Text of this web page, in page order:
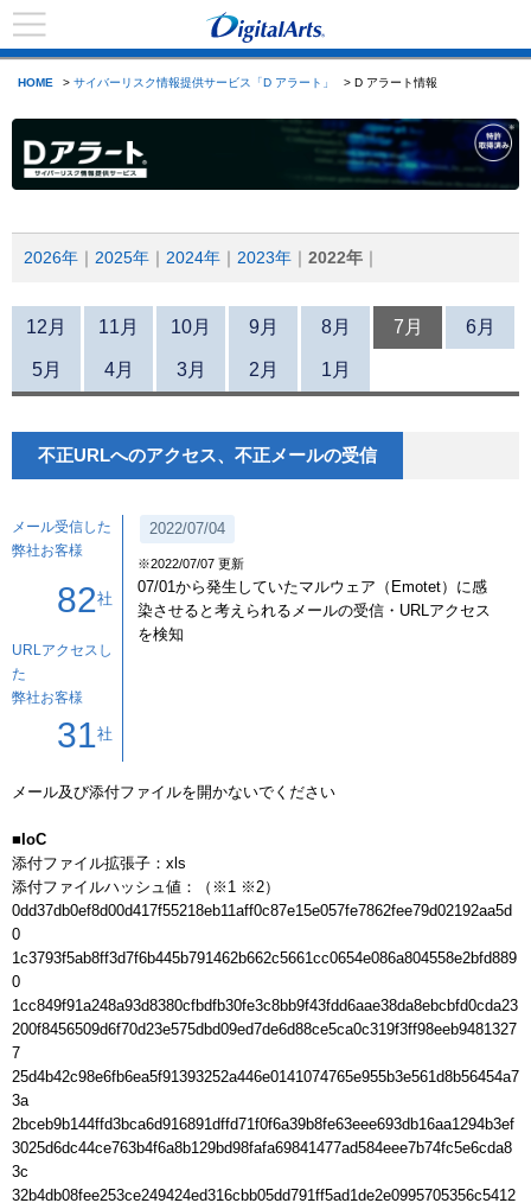
HOME > サイバーリスク情報提供サービス「D アラート」 > D アラート情報
2026年 2025年 2024年 2023年 2022年
12月 11月 10月 9月 8月 7月 6月
5月 4月 3月 2月 1月
不正URLへのアクセス、不正メールの受信
メール受信した
弊社お客様
82社
URLアクセスし
た
弊社お客様
31社
2022/07/04
※2022/07/07 更新
07/01から発生していたマルウェア（Emotet）に感
染させると考えられるメールの受信・URLアクセス
を検知
メール及び添付ファイルを開かないでください
■IoC
添付ファイル拡張子：xls
添付ファイルハッシュ値：（※1 ※2）
0dd37db0ef8d00d417f55218eb11aff0c87e15e057fe7862fee79d02192aa5d
0
1c3793f5ab8ff3d7f6b445b791462b662c5661cc0654e086a804558e2bfd889
0
1cc849f91a248a93d8380cfbdfb30fe3c8bb9f43fdd6aae38da8ebcbfd0cda23
200f8456509d6f70d23e575dbd09ed7de6d88ce5ca0c319f3ff98eeb9481327
7
25d4b42c98e6fb6ea5f91393252a446e0141074765e955b3e561d8b56454a7
3a
2bceb9b144ffd3bca6d916891dffd71f0f6a39b8fe63eee693db16aa1294b3ef
3025d6dc44ce763b4f6a8b129bd98fafa69841477ad584eee7b74fc5e6cda8
3c
32b4db08fee253ce249424ed316cbb05dd791ff5ad1de2e0995705356c5412